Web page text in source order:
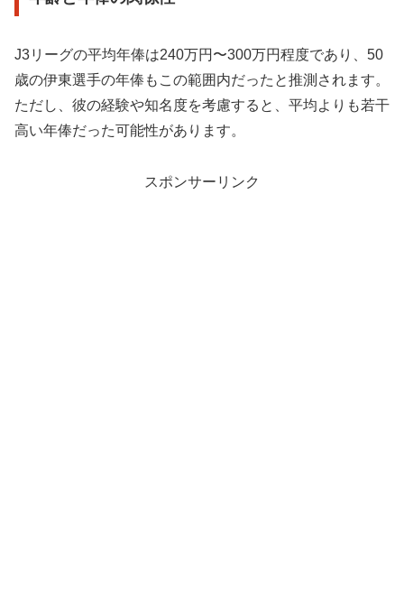
J3リーグの平均年俸は240万円〜300万円程度であり、50
歳の伊東選手の年俸もこの範囲内だったと推測されます。
ただし、彼の経験や知名度を考慮すると、平均よりも若干
高い年俸だった可能性があります。
スポンサーリンク